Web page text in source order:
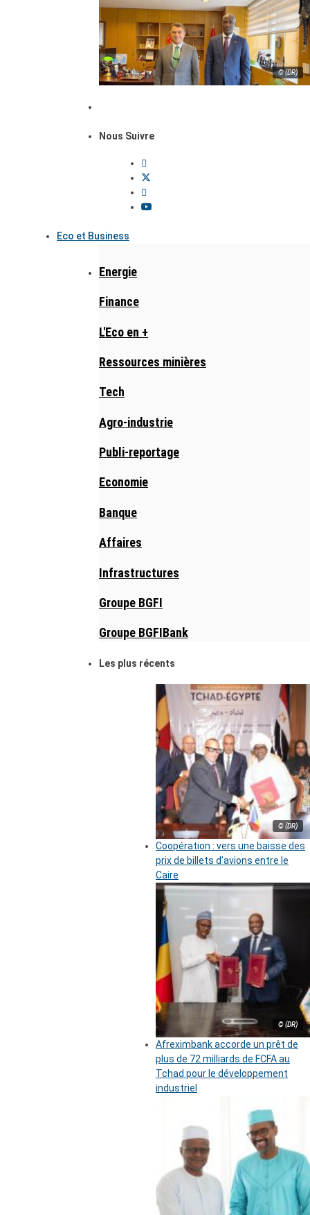
© (DR)
Nous Suivre
Eco et Business
Energie
Finance
L'Eco en +
Ressources minières
Tech
Agro-industrie
Publi-reportage
Economie
Banque
Affaires
Infrastructures
Groupe BGFI
Groupe BGFIBank
Les plus récents
© (DR)
Coopération : vers une baisse des
prix de billets d’avions entre le
Caire
© (DR)
Afreximbank accorde un prêt de
plus de 72 milliards de FCFA au
Tchad pour le développement
industriel